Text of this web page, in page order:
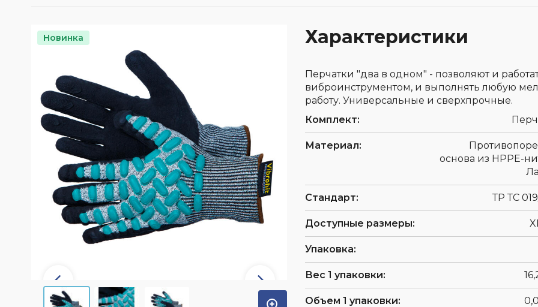
Диэлектрические изделия
Наше производство
Видео о компании
Благотворительность
Партнёрские предложения
Кредит | Партнёрские
Возврат и обмен
Политика
конфеденциальности
Обработка файлов cookie
Вопрос-ответ
Словарь терминов
Новинка Характеристики
Перчатки "два в одном" - позволяют и
виброинструментом, и выполнять любую
работу. Универсальные и сверхпрочные.
Комплект:
Материал:
основа из HPPE-
Стандарт: ТР ТС
Доступные размеры:
Упаковка:
Вес 1 упаковки:
Объем 1 упаковки: